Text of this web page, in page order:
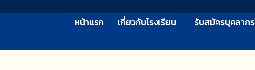
หน้าแรก เกี่ยวกับโรงเรียน รับสมัครบุคลากร